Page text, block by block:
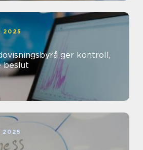
2025
ger kontroll,
beslut